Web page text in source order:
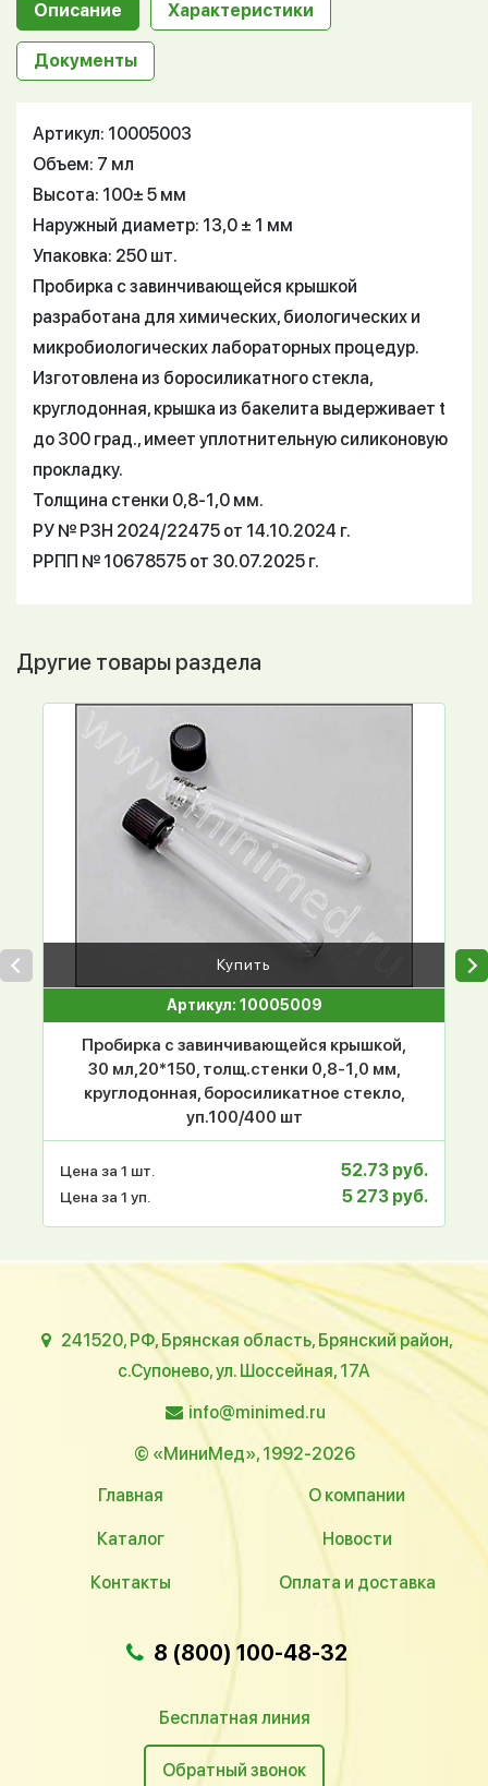
Описание Характеристики
Документы
Артикул: 10005003
Объем: 7 мл
Высота: 100± 5 мм
Наружный диаметр: 13,0 ± 1 мм
Упаковка: 250 шт.
Пробирка с завинчивающейся крышкой
разработана для химических, биологических и
микробиологических лабораторных процедур.
Изготовлена из боросиликатного стекла,
круглодонная, крышка из бакелита выдерживает t
до 300 град., имеет уплотнительную силиконовую
прокладку.
Толщина стенки 0,8-1,0 мм.
РУ № РЗН 2024/22475 от 14.10.2024 г.
РРПП № 10678575 от 30.07.2025 г.
Другие товары раздела
Купить
Артикул: 10005009
Пробирка с завинчивающейся крышкой,
30 мл,20*150, толщ.стенки 0,8-1,0 мм,
круглодонная, боросиликатное стекло,
уп.100/400 шт
Цена за 1 шт. 52.73 руб.
Цена за 1 уп. 5 273 руб.
241520, РФ, Брянская область, Брянский район,
с.Супонево, ул. Шоссейная, 17А
info@minimed.ru
© «МиниМед», 1992-2026
Главная
О компании
Каталог Новости
Контакты Оплата и доставка
8 (800) 100-48-32
Бесплатная линия
Обратный звонок